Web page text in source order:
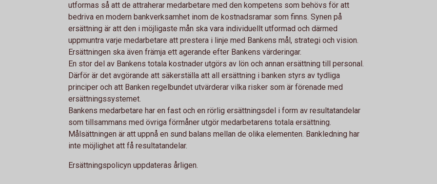
utformas så att de attraherar medarbetare med den kompetens som behövs för att
bedriva en modern bankverksamhet inom de kostnadsramar som finns. Synen på
ersättning är att den i möjligaste mån ska vara individuellt utformad och därmed
uppmuntra varje medarbetare att prestera i linje med Bankens mål, strategi och vision.
Ersättningen ska även främja ett agerande efter Bankens värderingar.
En stor del av Bankens totala kostnader utgörs av lön och annan ersättning till personal.
Därför är det avgörande att säkerställa att all ersättning i banken styrs av tydliga
principer och att Banken regelbundet utvärderar vilka risker som är förenade med
ersättningssystemet.
Bankens medarbetare har en fast och en rörlig ersättningsdel i form av resultatandelar
som tillsammans med övriga förmåner utgör medarbetarens totala ersättning.
Målsättningen är att uppnå en sund balans mellan de olika elementen. Bankledning har
inte möjlighet att få resultatandelar.
Ersättningspolicyn uppdateras årligen.